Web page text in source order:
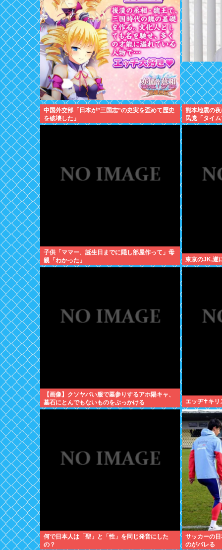
中国外交部「日本が”三国志”の史実を歪めて歴史
を破壊した」
熊本地震の
民党「タイ
て中止した
子供「ママー、誕生日までに隠し部屋作って」母
親「わかった」
東京のJK,遂
【画像】クソヤバい服で墓参りするアホ陽キャ、
墓石にとんでもないものをぶっかける
エッヂ✝️キリ
何で日本人は「聖」と「性」を同じ発音にした
の？
サッカーの
のがバレる